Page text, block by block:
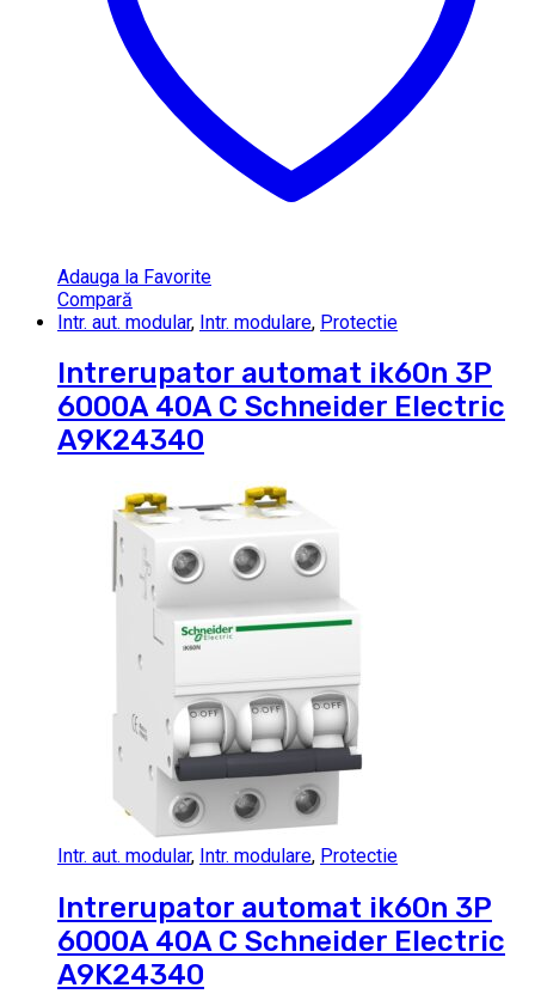
Adauga la Favorite
Compară
Intr. aut. modular, Intr. modulare, Protectie
Intrerupator automat ik60n 3P
6000A 40A C Schneider Electric
A9K24340
Intr. aut. modular, Intr. modulare, Protectie
Intrerupator automat ik60n 3P
6000A 40A C Schneider Electric
A9K24340